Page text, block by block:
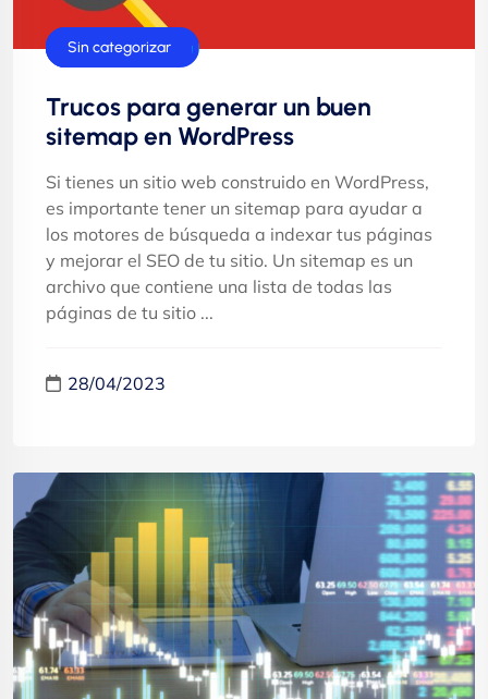
Páginas web
Posicionamiento
Sin categorizar
Trucos para generar un buen
sitemap en WordPress
Si tienes un sitio web construido en WordPress,
es importante tener un sitemap para ayudar a
los motores de búsqueda a indexar tus páginas
y mejorar el SEO de tu sitio. Un sitemap es un
archivo que contiene una lista de todas las
páginas de tu sitio ...
28/04/2023